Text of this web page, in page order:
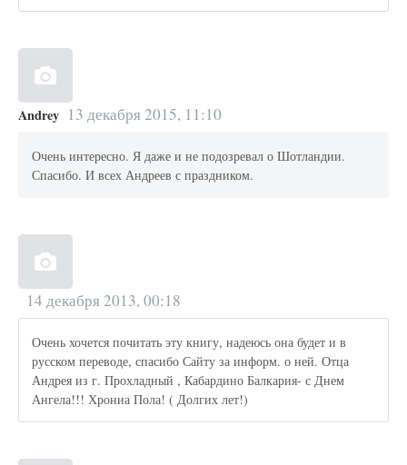
Andrey 13 декабря 2015, 11:10
Очень интересно. Я даже и не подозревал о Шотландии.
Спасибо. И всех Андреев с праздником.
14 декабря 2013, 00:18
Очень хочется почитать эту книгу, надеюсь она будет и в
русском переводе, спасибо Сайту за информ. о ней. Отца
Андрея из г. Прохладный , Кабардино Балкария- с Днем
Ангела!!! Хрониа Пола! ( Долгих лет!)